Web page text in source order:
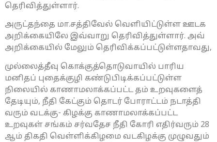
தெரிவித்துள்ளார்.
அருட்தந்தை மா.சத்திவேல் வெளியிட்டுள்ள ஊடக
அறிக்கையிலே இவ்வாறு தெரிவித்துள்ளார். அவ்
அறிக்கையில் மேலும் தெரிவிக்கப்பட்டுள்ளதாவது,
முல்லைத்தீவு கொக்குத்தொடுவாயில் பாரிய
மனிதப் புதைக்குழி கண்டுபிடிக்கப்பட்டுள்ள
நிலையில் காணாமலாக்கப்பட்ட தம் உறவுகளைத்
தேடியும், நீதி கேட்கும் தொடர் போராட்டம் நடாத்தி
வரும் வடக்கு- கிழக்கு காணாமலாக்கப்பட்ட
உறவுகள் சங்கம் சர்வதேச நீதி கோரி எதிர்வரும் 28
ஆம் திகதி வெள்ளிக்கிழமை வடகிழக்கு முழுவதும்